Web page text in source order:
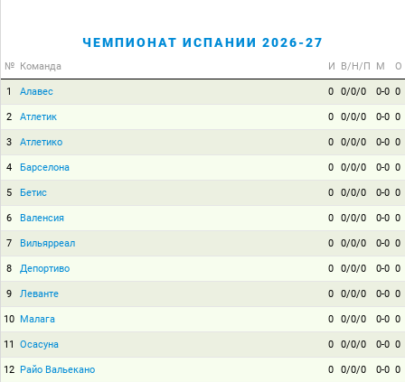
ЧЕМПИОНАТ ИСПАНИИ 2026-27
№ Команда И В/Н/П М О
1 Алавес 0 0/0/0 0-0 0
2 Атлетик 0 0/0/0 0-0 0
3 Атлетико 0 0/0/0 0-0 0
4 Барселона 0 0/0/0 0-0 0
5 Бетис 0 0/0/0 0-0 0
6 Валенсия 0 0/0/0 0-0 0
7 Вильярреал 0 0/0/0 0-0 0
8 Депортиво 0 0/0/0 0-0 0
9 Леванте 0 0/0/0 0-0 0
10 Малага 0 0/0/0 0-0 0
11 Осасуна 0 0/0/0 0-0 0
12 Райо Вальекано 0 0/0/0 0-0 0